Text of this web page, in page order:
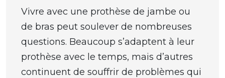
Vivre avec une prothèse de jambe ou
de bras peut soulever de nombreuses
questions. Beaucoup s’adaptent à leur
prothèse avec le temps, mais d’autres
continuent de souffrir de problèmes qui